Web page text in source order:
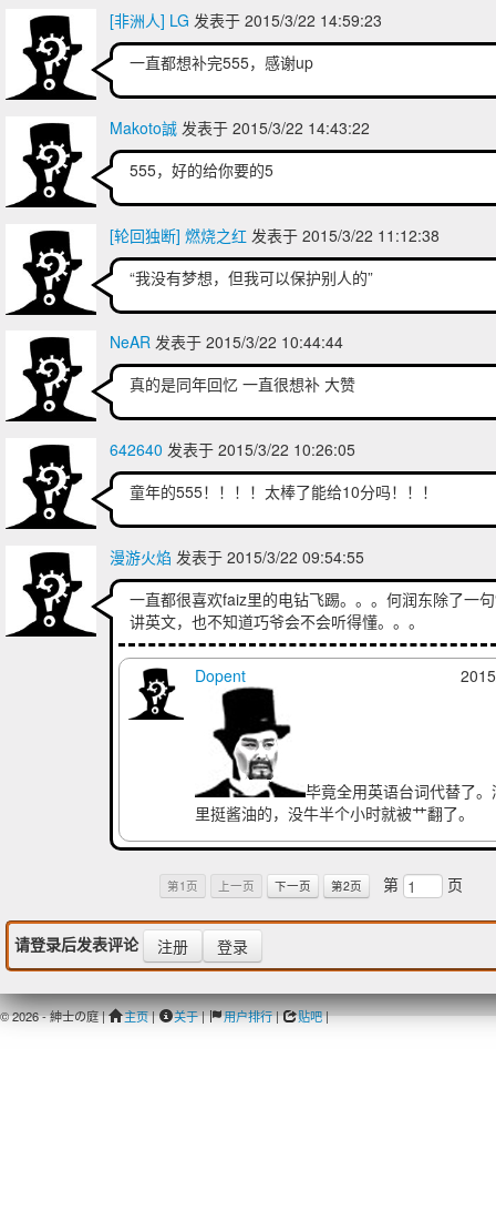
[非洲人] LG 发表于 2015/3/22 14:59:23
一直都想补完555，感谢up
Makoto誠发表于 2015/3/22 14:43:22
555，好的给你要的5
[轮回独断] 燃烧之红发表于 2015/3/22 11:12:38
“我没有梦想，但我可以保护别人的”
NeAR发表于 2015/3/22 10:44:44
真的是同年回忆 一直很想补 大赞
642640 发表于 2015/3/22 10:26:05
童年的555！！！！太棒了能给10分吗！！！
漫游火焰 发表于 2015/3/22 09:54:55
一直都很喜欢faiz里的电钻飞踢。。。何润东除了一
讲英文，也不知道巧爷会不会听得懂。。。
Dopent
毕竟全用英语台词代替了
里挺酱油的，没牛半个小时就被艹翻了。
第1页 上一页 下一页 第2页 第 页
请登录后发表评论 注册 登录
© 2026 - 紳士の庭 | 主页| 关于| 用户排行| 贴吧|